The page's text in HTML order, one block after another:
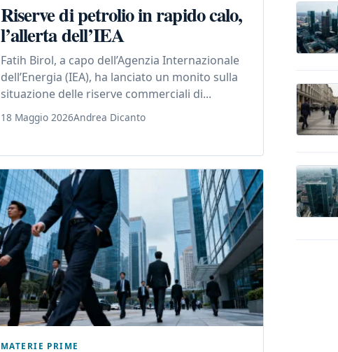
Riserve di petrolio in rapido calo,
l’allerta dell’IEA
Fatih Birol, a capo dell’Agenzia Internazionale
dell’Energia (IEA), ha lanciato un monito sulla
situazione delle riserve commerciali di...
18 Maggio 2026Andrea Dicanto
MATERIE PRIME